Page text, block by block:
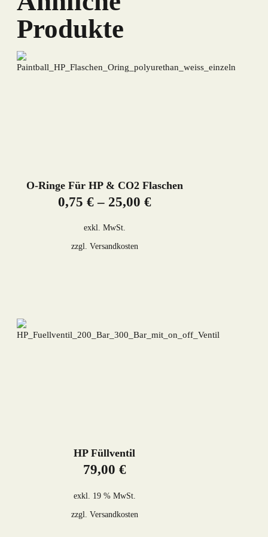
Produkte
O-Ringe Für HP & CO2 Flaschen
0,75 €– 25,00 €
exkl. MwSt.
zzgl. Versandkosten
auf.
HP Füllventil
79,00 €
exkl. 19 % MwSt.
zzgl. Versandkosten